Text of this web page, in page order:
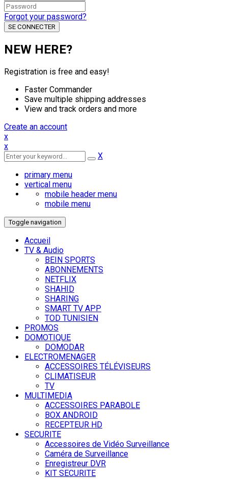
Forgot your password?
NEW HERE?
Registration is free and easy!
Faster Commander
Save multiple shipping addresses
View and track orders and more
Create an account
x
x
X
primary menu
vertical menu
mobile header menu
mobile menu
Toggle navigation
Accueil
TV & Audio
BEIN SPORTS
ABONNEMENTS
NETFLIX
SHAHID
SHARING
SMART TV APP
TOD TUNISIEN
PROMOS
DOMOTIQUE
DOMODAR
ELECTROMENAGER
ACCESSOIRES TÉLÉVISEURS
CLIMATISEUR
TV
MULTIMEDIA
ACCESSOIRES PARABOLE
BOX ANDROID
RECEPTEUR HD
SECURITE
Accessoires de Vidéo Surveillance
Caméra de Surveillance
Enregistreur DVR
KIT SECURITE